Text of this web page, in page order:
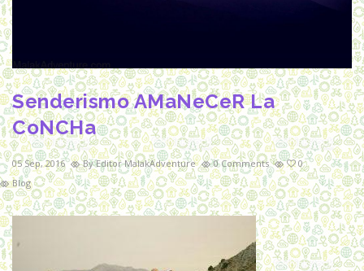
Senderismo AMaNeCeR La
CoNCHa
05 Sep, 2016 By Editor MalakAdventure 0 Comments
0
Blog